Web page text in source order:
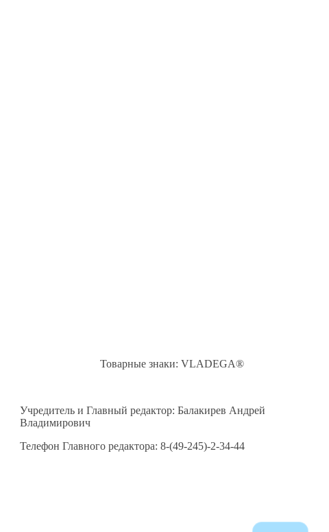
Товарные знаки: VLADEGA®
Учредитель и Главный редактор: Балакирев Андрей
Владимирович
Телефон Главного редактора: 8-(49-245)-2-34-44